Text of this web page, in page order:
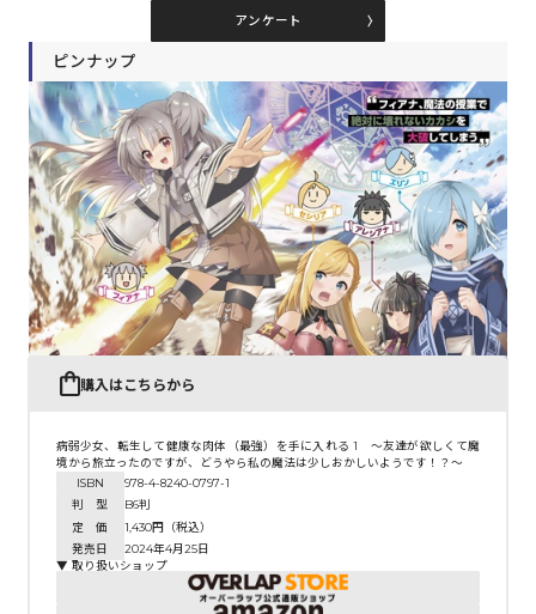
アンケート
ピンナップ
購入はこちらから
病弱少女、転生して健康な肉体（最強）を手に入れる 1 ～友達が欲しくて魔
境から旅立ったのですが、どうやら私の魔法は少しおかしいようです！？～
ISBN
978-4-8240-0797-1
判 型
B6判
定 価
1,430円（税込）
発売日
2024年4月25日
▼ 取り扱いショップ